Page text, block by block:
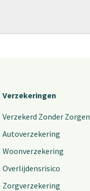
Verzekeringen
Verzekerd Zonder Zorgen
Autoverzekering
Woonverzekering
Overlijdensrisico
Zorgverzekering